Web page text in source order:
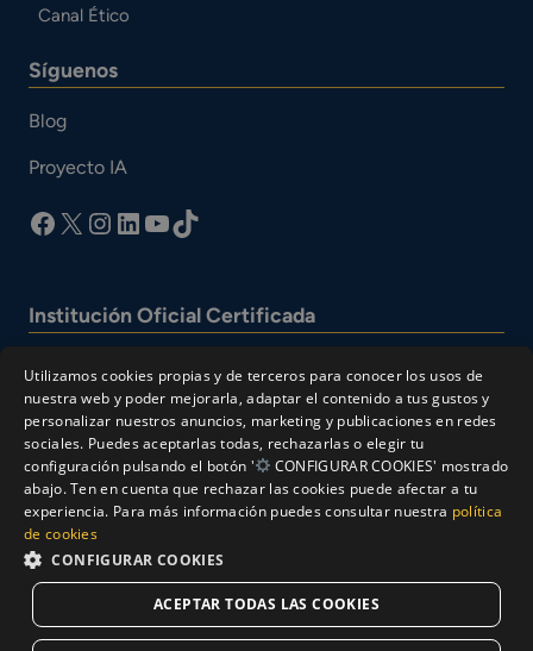
Canal Ético
Síguenos
Blog
Proyecto IA
facebook
X Instagram
LinkedIn
YouTube
TikTok
Institución Oficial Certificada
Aviso Legal
Política de Cookies
Utilizamos cookies propias y de terceros para conocer los usos de
nuestra web y poder mejorarla, adaptar el contenido a tus gustos y
personalizar nuestros anuncios, marketing y publicaciones en redes
sociales. Puedes aceptarlas todas, rechazarlas o elegir tu
configuración pulsando el botón '
CONFIGURAR COOKIES' mostrado
abajo. Ten en cuenta que rechazar las cookies puede afectar a tu
experiencia. Para más información puedes consultar nuestra política
de cookies
CONFIGURAR COOKIES
ACEPTAR TODAS LAS COOKIES